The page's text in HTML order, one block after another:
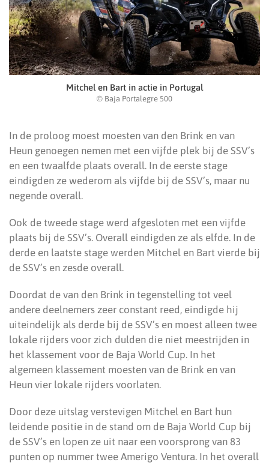
Mitchel en Bart in actie in Portugal
© Baja Portalegre 500
In de proloog moest moesten van den Brink en van
Heun genoegen nemen met een vijfde plek bij de SSV’s
en een twaalfde plaats overall. In de eerste stage
eindigden ze wederom als vijfde bij de SSV’s, maar nu
negende overall.
Ook de tweede stage werd afgesloten met een vijfde
plaats bij de SSV’s. Overall eindigden ze als elfde. In de
derde en laatste stage werden Mitchel en Bart vierde bij
de SSV’s en zesde overall.
Doordat de van den Brink in tegenstelling tot veel
andere deelnemers zeer constant reed, eindigde hij
uiteindelijk als derde bij de SSV’s en moest alleen twee
lokale rijders voor zich dulden die niet meestrijden in
het klassement voor de Baja World Cup. In het
algemeen klassement moesten van de Brink en van
Heun vier lokale rijders voorlaten.
Door deze uitslag verstevigen Mitchel en Bart hun
leidende positie in de stand om de Baja World Cup bij
de SSV’s en lopen ze uit naar een voorsprong van 83
punten op nummer twee Amerigo Ventura. In het overall